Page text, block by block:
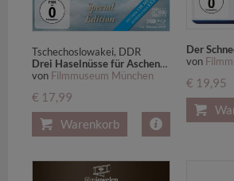
Tschechoslowakei, DDR
Drei Haselnüsse für Aschenbrödel,1 Blu-ray + 1 DVD (Special Edition mit Bonus-DVD)
von Filmmuseum München
€ 17,99
Warenkorb
Der
von
€ 19,95